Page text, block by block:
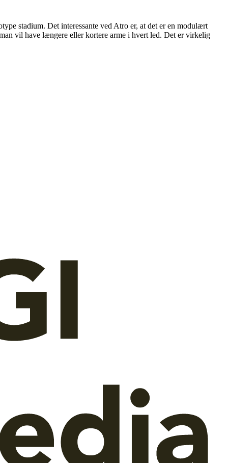
stadium. Det interessante ved Atro er, at det er en modulært
vil have længere eller kortere arme i hvert led. Det er virkelig